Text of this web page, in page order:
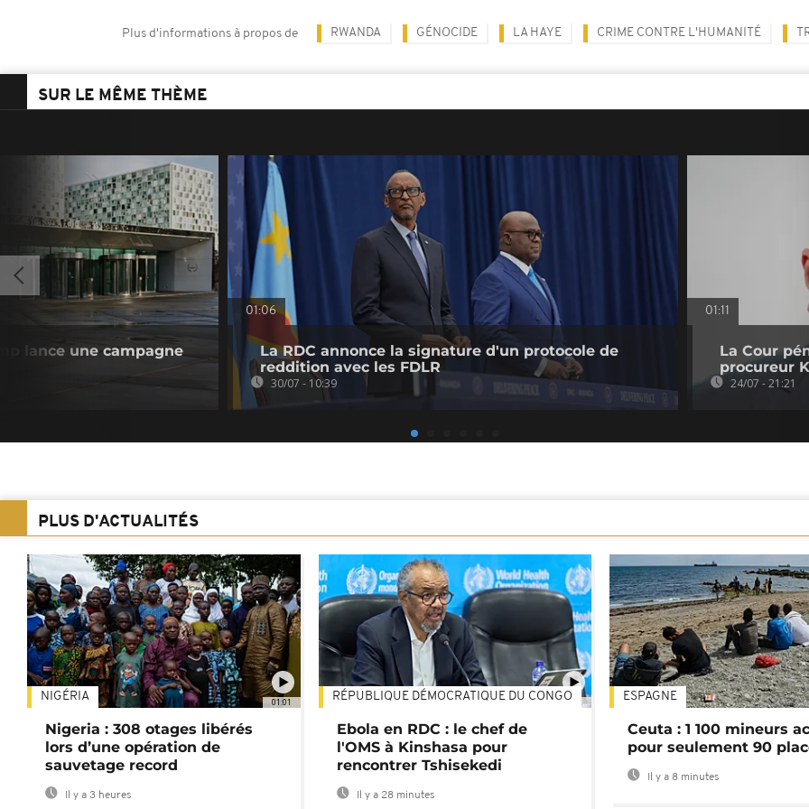
Plus d'informations à propos de RWANDA GÉNOCIDE LA HAYE CRIME CONTRE L'HUMANITÉ
SUR LE MÊME THÈME
lance une campagne
01:06
La RDC annonce la signature d'un protocole de
reddition avec les FDLR
30/07 - 10:39
01:11
La Cour
procureur
24/07 - 21:21
PLUS D'ACTUALITÉS
01:01
NIGÉRIA
Nigeria : 308 otages libérés
lors d’une opération de
sauvetage record
Il y a 3 heures
01:02
RÉPUBLIQUE DÉMOCRATIQUE DU CONGO
Ebola en RDC : le chef de
l'OMS à Kinshasa pour
rencontrer Tshisekedi
Il y a 28 minutes
ESPAGNE
Ceuta : 1 100 mineurs
pour seulement 90
Il y a 8 minutes